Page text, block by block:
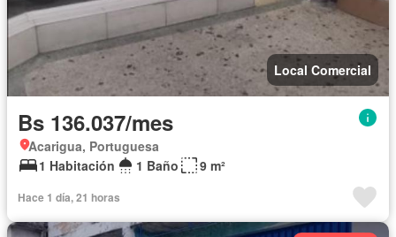
Local Comercial
Bs 136.037/mes
Acarigua, Portuguesa
1 Habitación
1 Baño 9 m²
Hace 1 día, 21 horas